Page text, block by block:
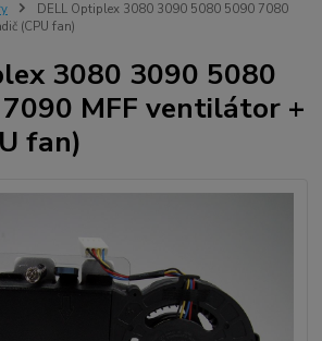
DELL Optiplex 3080 3090 5080 5090 7080
(CPU fan)
3080 3090 5080
MFF ventilátor +
fan)